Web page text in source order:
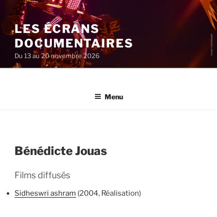
au
contenu
principal
LES ÉCRANS
DOCUMENTAIRES
Du 13 au 20 novembre 2026
Menu
Bénédicte Jouas
Films diffusés
Sidheswri ashram (2004, Réalisation)